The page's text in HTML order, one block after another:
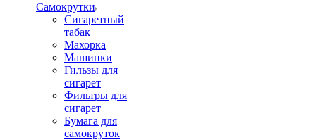
Самокрутки
Сигаретный
табак
Махорка
Машинки
Гильзы для
сигарет
Фильтры для
сигарет
Бумага для
самокруток